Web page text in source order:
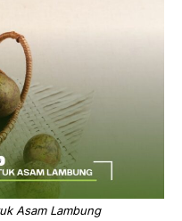
Asam Lambung